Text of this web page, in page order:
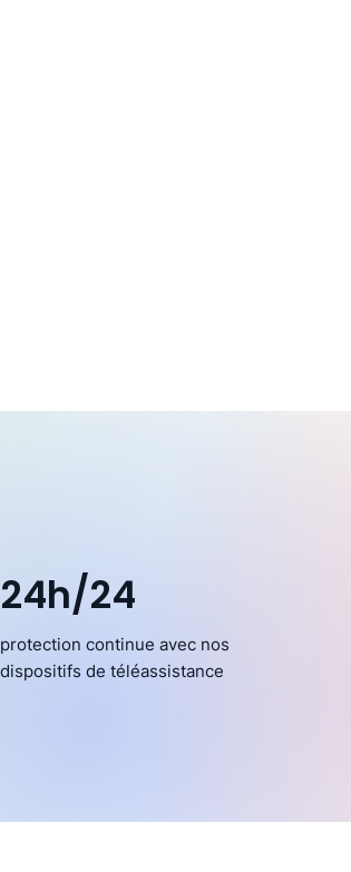
24h/24
protection continue avec nos
dispositifs de téléassistance